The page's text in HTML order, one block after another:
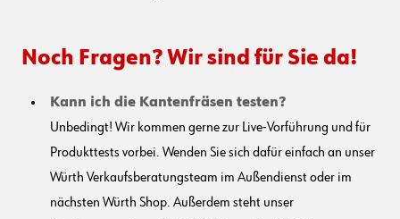
Noch Fragen? Wir sind für Sie da!
Kann ich die Kantenfräsen testen?
Unbedingt! Wir kommen gerne zur Live-Vorführung und für
Produkttests vorbei. Wenden Sie sich dafür einfach an unser
Würth Verkaufsberatungsteam im Außendienst oder im
nächsten Würth Shop. Außerdem steht unser